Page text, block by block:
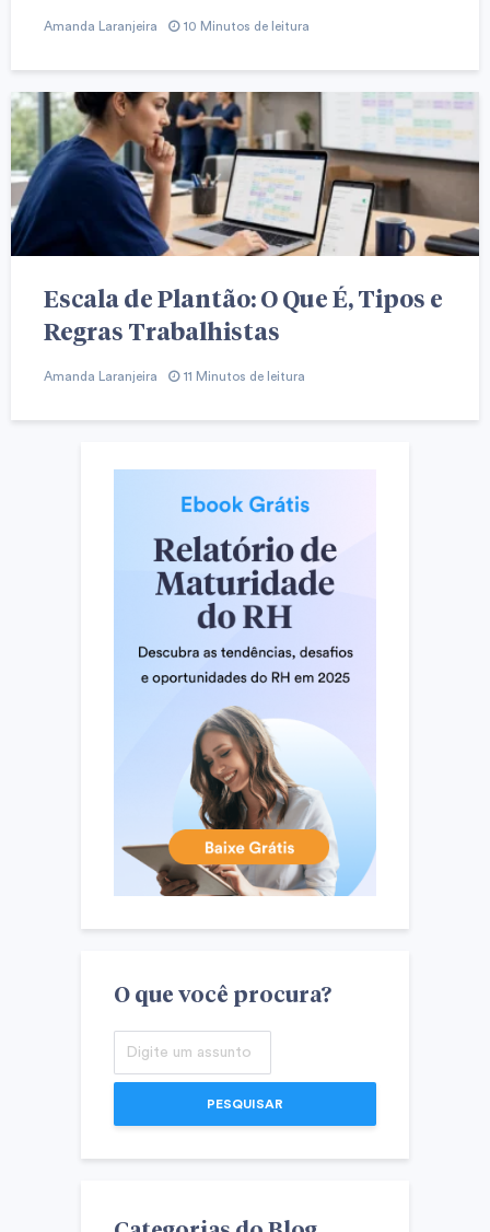
Amanda Laranjeira 10 Minutos de leitura
Escala de Plantão: O Que É, Tipos e
Regras Trabalhistas
Amanda Laranjeira 11 Minutos de leitura
O que você procura?
PESQUISAR